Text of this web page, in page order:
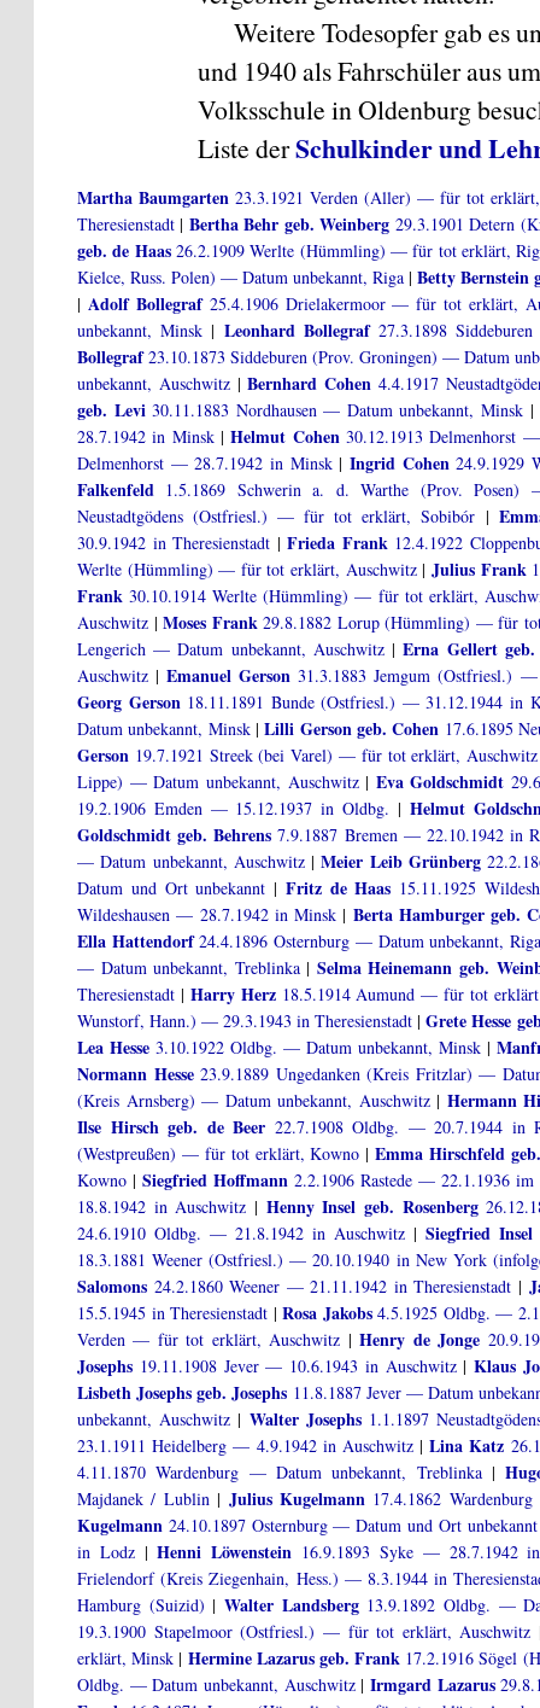
Weitere Todesopfer gab es
und 1940 als Fahrschüler aus
Volksschule in Oldenburg
Liste derSchulkinder und
Martha Baumgarten 23.3.1921 Verden (Aller) — für tot
Theresienstadt | Bertha Behr geb. Weinberg 29.3.1901 Detern
geb. de Haas26.2.1909 Werlte (Hümmling) — für tot erklärt,
Kielce, Russ. Polen) — Datum unbekannt, Riga | Betty Bernstein
| Adolf Bollegraf25.4.1906 Drielakermoor — für tot erklärt,
unbekannt, Minsk | Leonhard Bollegraf27.3.1898
Bollegraf23.10.1873 Siddeburen (Prov. Groningen) — Datum
unbekannt, Auschwitz|Bernhard Cohen 4.4.1917
geb. Levi30.11.1883 Nordhausen — Datum unbekannt, Minsk |
28.7.1942 in Minsk|Helmut Cohen30.12.1913 Delmenhorst
Delmenhorst — 28.7.1942 in Minsk| Ingrid Cohen24.9.1929
Falkenfeld 1.5.1869 Schwerin a. d. Warthe (Prov.
Neustadtgödens (Ostfriesl.) — für tot erklärt, Sobibór |
30.9.1942 in Theresienstadt | Frieda Frank12.4.1922
Werlte (Hümmling) — für tot erklärt, Auschwitz| Julius Frank
Frank 30.10.1914 Werlte (Hümmling) — für tot erklärt,
Auschwitz |Moses Frank29.8.1882 Lorup (Hümmling) — für
Lengerich — Datum unbekannt, Auschwitz|Erna Gellert
Auschwitz |Emanuel Gerson 31.3.1883 Jemgum (Ostfriesl.)
Georg Gerson18.11.1891 Bunde (Ostfriesl.) — 31.12.1944 in
Datum unbekannt, Minsk|Lilli Gerson geb. Cohen 17.6.1895
Gerson 19.7.1921 Streek (bei Varel) — für tot erklärt, Auschwitz
Lippe) — Datum unbekannt, Auschwitz| Eva Goldschmidt
19.2.1906 Emden — 15.12.1937 in Oldbg. | Helmut
Goldschmidt geb. Behrens 7.9.1887 Bremen — 22.10.1942 in
— Datum unbekannt, Auschwitz|Meier Leib Grünberg
Datum und Ort unbekannt | Fritz de Haas 15.11.1925
Wildeshausen — 28.7.1942 in Minsk | Berta Hamburger geb.
Ella Hattendorf24.4.1896 Osternburg — Datum unbekannt,
— Datum unbekannt, Treblinka| Selma Heinemann geb.
Theresienstadt | Harry Herz18.5.1914 Aumund — für tot erklärt
Wunstorf, Hann.) — 29.3.1943 in Theresienstadt |Grete Hesse
Lea Hesse3.10.1922 Oldbg. — Datum unbekannt, Minsk|
Normann Hesse23.9.1889 Ungedanken (Kreis Fritzlar) —
(Kreis Arnsberg) — Datum unbekannt, Auschwitz| Hermann
Ilse Hirsch geb. de Beer 22.7.1908 Oldbg. — 20.7.1944 in
(Westpreußen) — für tot erklärt, Kowno |Emma Hirschfeld
Kowno | Siegfried Hoffmann 2.2.1906 Rastede — 22.1.1936 im
18.8.1942 in Auschwitz | Henny Insel geb. Rosenberg
24.6.1910 Oldbg. — 21.8.1942 in Auschwitz| Siegfried Insel
18.3.1881 Weener (Ostfriesl.) — 20.10.1940 in New York
Salomons 24.2.1860 Weener — 21.11.1942 in Theresienstadt |
15.5.1945 in Theresienstadt | Rosa Jakobs4.5.1925 Oldbg. —
Verden — für tot erklärt, Auschwitz |Henry de Jonge
Josephs 19.11.1908 Jever — 10.6.1943 in Auschwitz| Klaus
Lisbeth Josephs geb. Josephs 11.8.1887 Jever — Datum
unbekannt, Auschwitz | Walter Josephs1.1.1897
23.1.1911 Heidelberg — 4.9.1942 in Auschwitz|Lina Katz
4.11.1870 Wardenburg — Datum unbekannt, Treblinka|
Majdanek / Lublin| Julius Kugelmann 17.4.1862
Kugelmann 24.10.1897 Osternburg — Datum und Ort unbekannt
in Lodz|Henni Löwenstein 16.9.1893 Syke — 28.7.1942
Frielendorf (Kreis Ziegenhain, Hess.) — 8.3.1944 in
Hamburg (Suizid) |Walter Landsberg13.9.1892 Oldbg. —
19.3.1900 Stapelmoor (Ostfriesl.) — für tot erklärt, Auschwitz
erklärt, Minsk | Hermine Lazarus geb. Frank 17.2.1916 Sögel
Oldbg. — Datum unbekannt, Auschwitz| Irmgard Lazarus